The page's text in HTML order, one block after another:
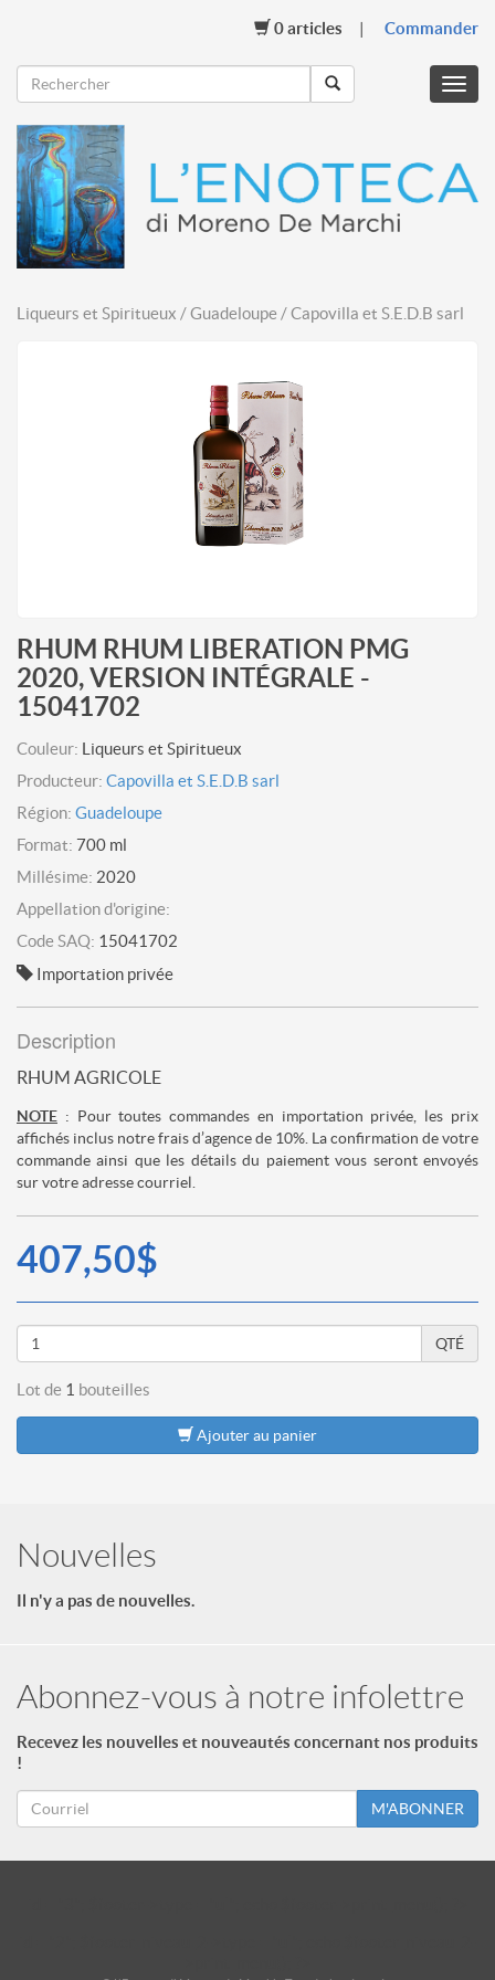
0articles Commander
Menu
Liqueurs et Spiritueux / Guadeloupe / Capovilla et S.E.D.B sarl
RHUM RHUM LIBERATION PMG
2020, VERSION INTÉGRALE -
15041702
Couleur: Liqueurs et Spiritueux
Producteur: Capovilla et S.E.D.B sarl
Région: Guadeloupe
Format: 700 ml
Millésime: 2020
Appellation d'origine:
Code SAQ: 15041702
Importation privée
Description
RHUM AGRICOLE
NOTE : Pour toutes commandes en importation privée, les prix
affichés inclus notre frais d’agence de 10%. La confirmation de votre
commande ainsi que les détails du paiement vous seront envoyés
sur votre adresse courriel.
407,50$
QTÉ
Lot de 1 bouteilles
Ajouter au panier
Nouvelles
Il n'y a pas de nouvelles.
Abonnez-vous à notre infolettre
Recevez les nouvelles et nouveautés concernant nos produits
!
M'ABONNER